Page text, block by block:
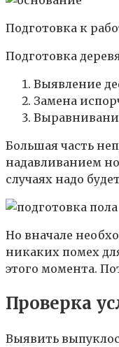
Подготовка к
Подготовка
Выявление
Замена
Большая часть
надавливанием
случаях надо
Но вначале
никаких помех
этого момента.
Проверка
Выявить